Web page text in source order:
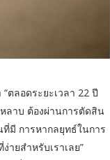
“ตลอดระยะเวลา 22 ปี
ลาบ ต้องผ่านการตัดสิน
ที่มี การหากลยุทธ์ในการ
ยสำหรับเราเลย”